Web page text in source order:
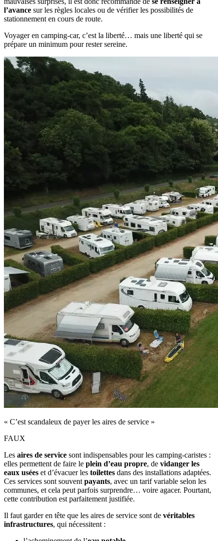
l’avance sur les règles locales ou de vérifier les possibilités de
stationnement en cours de route.
Voyager en camping‑car, c’est la liberté… mais une liberté qui se
prépare un minimum pour rester sereine.
« C’est scandaleux de payer les aires de service »
FAUX
Les aires de service sont indispensables pour les camping‑caristes :
elles permettent de faire le plein d’eau propre, de vidanger les
eaux usées et d’évacuer les toilettes dans des installations adaptées.
Ces services sont souvent payants, avec un tarif variable selon les
communes, et cela peut parfois surprendre… voire agacer. Pourtant,
cette contribution est parfaitement justifiée.
Il faut garder en tête que les aires de service sont de véritables
infrastructures, qui nécessitent :